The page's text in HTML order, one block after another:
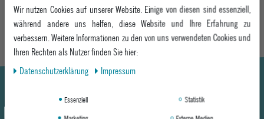
MEHR INFORMATIONEN ZUM EU VERANTWORTLICHEN »
Wir nutzen Cookies auf unserer Website. Einige von diesen sind essenziell,
während andere uns helfen, diese Website und Ihre Erfahrung zu
verbessern. Weitere Informationen zu den von uns verwendeten Cookies und
Ihren Rechten als Nutzer finden Sie hier:
Daten­schutz­erklärung
Impressum
Essenziell
Statistik